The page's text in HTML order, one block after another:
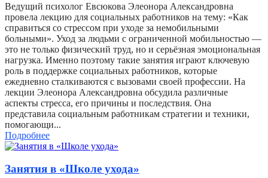
Ведущий психолог Евсюкова Элеонора Александровна
провела лекцию для социальных работников на тему: «Как
справиться со стрессом при уходе за немобильными
больными». Уход за людьми с ограниченной мобильностью —
это не только физический труд, но и серьёзная эмоциональная
нагрузка. Именно поэтому такие занятия играют ключевую
роль в поддержке социальных работников, которые
ежедневно сталкиваются с вызовами своей профессии. На
лекции Элеонора Александровна обсудила различные
аспекты стресса, его причины и последствия. Она
представила социальным работникам стратегии и техники,
помогающи...
Подробнее
Занятия в «Школе ухода»